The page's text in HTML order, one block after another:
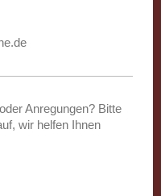
Anregungen? Bitte
wir helfen Ihnen